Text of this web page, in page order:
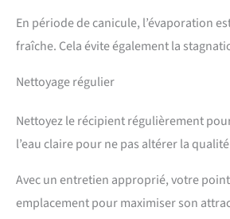
En période de canicule, l’évaporation
fraîche. Cela évite également la
Nettoyage régulier
Nettoyez le récipient régulièrement
l’eau claire pour ne pas altérer la qualité
Avec un entretien approprié, votre
emplacement pour maximiser son